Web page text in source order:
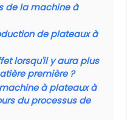
de la machine à
de plateaux à
lorsqu'il y aura plus
première ?
à plateaux à
du processus de